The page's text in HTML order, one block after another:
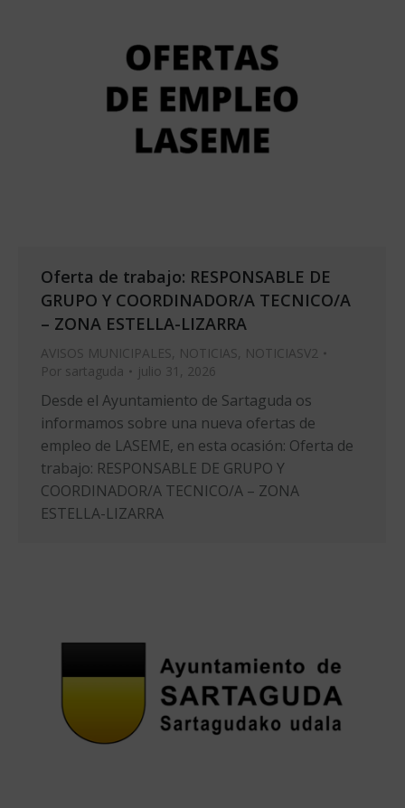
Oferta de trabajo: RESPONSABLE DE
GRUPO Y COORDINADOR/A TECNICO/A
– ZONA ESTELLA-LIZARRA
AVISOS MUNICIPALES, NOTICIAS, NOTICIASV2
Por sartaguda julio 31, 2026
Desde el Ayuntamiento de Sartaguda os
informamos sobre una nueva ofertas de
empleo de LASEME, en esta ocasión: Oferta de
trabajo: RESPONSABLE DE GRUPO Y
COORDINADOR/A TECNICO/A – ZONA
ESTELLA-LIZARRA